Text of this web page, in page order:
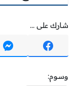
شارك على ...
وسوم: